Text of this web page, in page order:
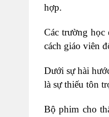
hợp.
Các trường học
cách giáo viên
Dưới sự hài
là sự thiếu tôn
Bộ phim cho